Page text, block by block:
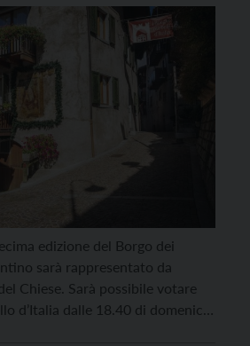
edizione del Borgo dei
sarà rappresentato da
Chiese. Sarà possibile votare
d’Italia dalle 18.40 di domenica